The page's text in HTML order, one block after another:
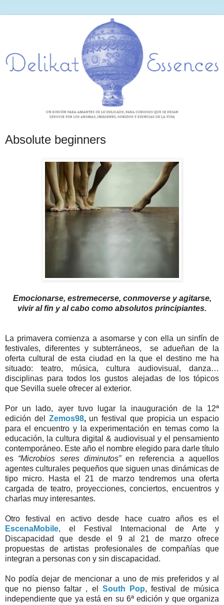
Absolute beginners
Emocionarse, estremecerse, conmoverse y agitarse,
vivir al fin y al cabo como absolutos principiantes.
La primavera comienza a asomarse y con ella un sinfín de
festivales, diferentes y subterráneos, se adueñan de la
oferta cultural de esta ciudad en la que el destino me ha
situado: teatro, música, cultura audiovisual, danza…
disciplinas para todos los gustos alejadas de los tópicos
que Sevilla suele ofrecer al exterior.
Por un lado, ayer tuvo lugar la inauguración de la 12ª
edición del Zemos98, un festival que propicia un espacio
para el encuentro y la experimentación en temas como la
educación, la cultura digital & audiovisual y el pensamiento
contemporáneo. Este año el nombre elegido para darle título
es “Microbios seres diminutos”en referencia a aquellos
agentes culturales pequeños que siguen unas dinámicas de
tipo micro. Hasta el 21 de marzo tendremos una oferta
cargada de teatro, proyecciones, conciertos, encuentros y
charlas muy interesantes.
Otro festival en activo desde hace cuatro años es el
EscenaMobile, el Festival Internacional de Arte y
Discapacidad que desde el 9 al 21 de marzo ofrece
propuestas de artistas profesionales de compañías que
integran a personas con y sin discapacidad.
No podía dejar de mencionar a uno de mis preferidos y al
que no pienso faltar , el South Pop, festival de música
independiente que ya está en su 6ª edición y que organiza